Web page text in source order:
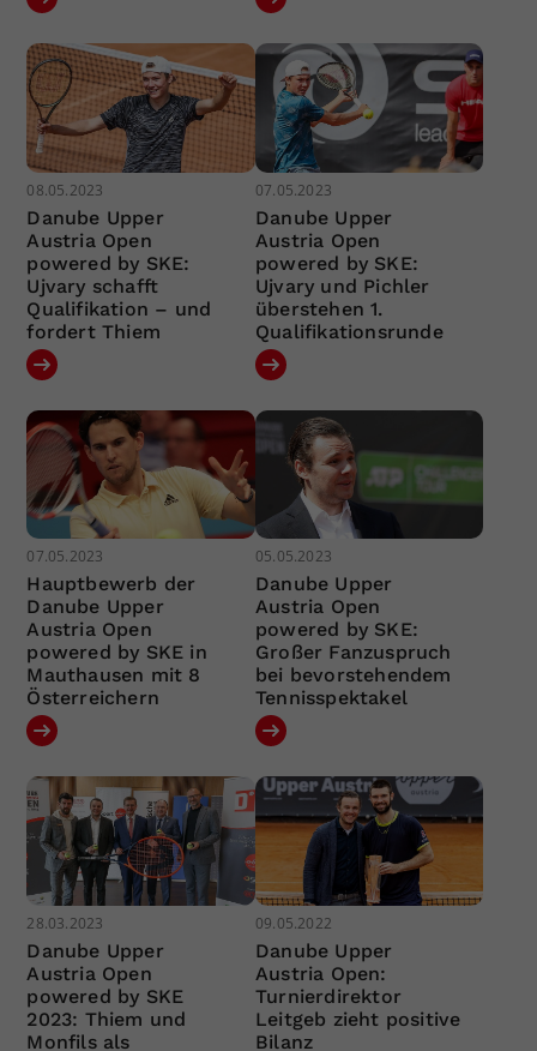
08.05.2023
Danube Upper
Austria Open
powered by SKE:
Ujvary schafft
Qualifikation – und
fordert Thiem
07.05.2023
Danube Upper
Austria Open
powered by SKE:
Ujvary und Pichler
überstehen 1.
Qualifikationsrunde
07.05.2023
Hauptbewerb der
Danube Upper
Austria Open
powered by SKE in
Mauthausen mit 8
Österreichern
05.05.2023
Danube Upper
Austria Open
powered by SKE:
Großer Fanzuspruch
bei bevorstehendem
Tennisspektakel
28.03.2023
Danube Upper
Austria Open
powered by SKE
2023: Thiem und
Monfils als
09.05.2022
Danube Upper
Austria Open:
Turnierdirektor
Leitgeb zieht positive
Bilanz